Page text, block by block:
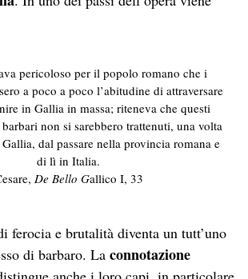
pericoloso per il popolo romano che i
a poco a poco l’abitudine di attraversare
in Gallia in massa; riteneva che questi
non si sarebbero trattenuti, una volta
dal passare nella provincia romana e
di lì in Italia.
De Bello Gallico I, 33
ferocia e brutalità diventa un tutt’uno
di barbaro. Laconnotazione